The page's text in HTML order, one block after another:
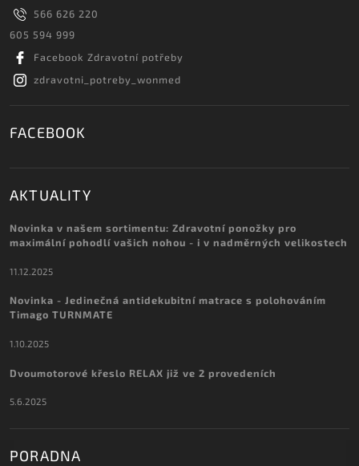
566 626 220
605 594 999
Facebook Zdravotní potřeby
zdravotni_potreby_wonmed
FACEBOOK
AKTUALITY
Novinka v našem sortimentu: Zdravotní ponožky pro
maximální pohodlí vašich nohou - i v nadměrných velikostech
11.12.2025
Novinka - Jedinečná antidekubitní matrace s polohováním
Timago TURNMATE
1.10.2025
Dvoumotorové křeslo RELAX již ve 2 provedeních
5.6.2025
PORADNA